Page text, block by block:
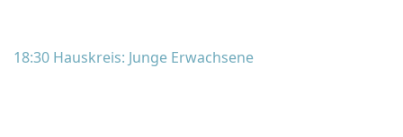
18:30 Hauskreis: Junge Erwachsene